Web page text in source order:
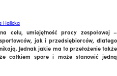
Halicka
celu, umiejętność pracy zespołowej –
jak i przedsiębiorców, dlatego
Jednak jakie ma to przełożenie także
całkiem spore i może stanowić jedną